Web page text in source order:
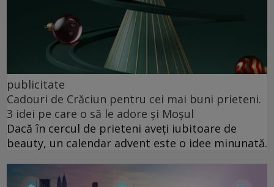
publicitate
Cadouri de Crăciun pentru cei mai buni prieteni.
3 idei pe care o să le adore și Moșul
Dacă în cercul de prieteni aveți iubitoare de
beauty, un calendar advent este o idee minunată.